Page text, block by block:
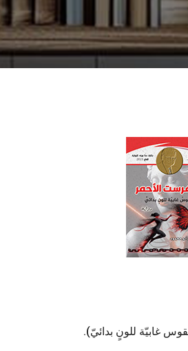
غابيّة للونٍ بدائيّ).